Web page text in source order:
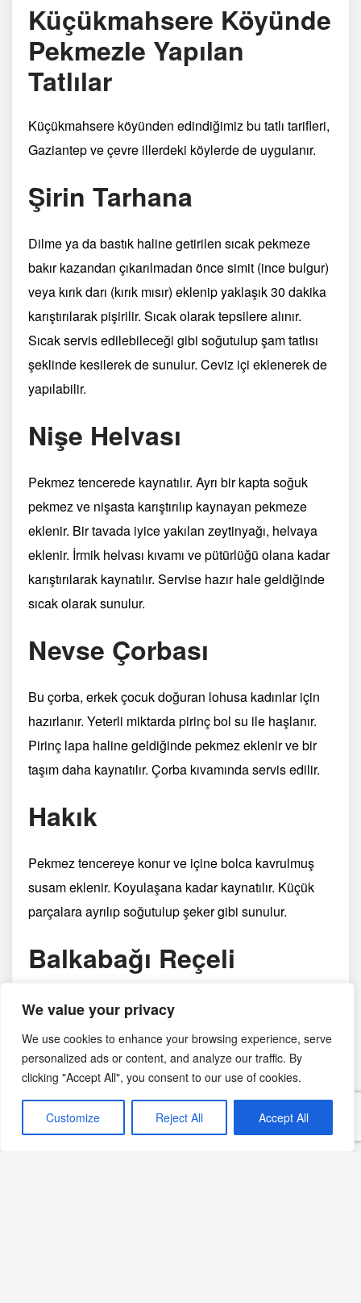
We value your privacy
We use cookies to enhance your browsing experience, serve
personalized ads or content, and analyze our traffic. By
clicking "Accept All", you consent to our use of cookies.
Customize Reject All Accept All
Küçükmahsere Köyünde
Pekmezle Yapılan
Tatlılar
Küçükmahsere köyünden edindiğimiz bu tatlı tarifleri,
Gaziantep ve çevre illerdeki köylerde de uygulanır.
Şirin Tarhana
Dilme ya da bastık haline getirilen sıcak pekmeze
bakır kazandan çıkarılmadan önce simit (ince bulgur)
veya kırık darı (kırık mısır) eklenip yaklaşık 30 dakika
karıştırılarak pişirilir. Sıcak olarak tepsilere alınır.
Sıcak servis edilebileceği gibi soğutulup şam tatlısı
şeklinde kesilerek de sunulur. Ceviz içi eklenerek de
yapılabilir.
Nişe Helvası
Pekmez tencerede kaynatılır. Ayrı bir kapta soğuk
pekmez ve nişasta karıştırılıp kaynayan pekmeze
eklenir. Bir tavada iyice yakılan zeytinyağı, helvaya
eklenir. İrmik helvası kıvamı ve pütürlüğü olana kadar
karıştırılarak kaynatılır. Servise hazır hale geldiğinde
sıcak olarak sunulur.
Nevse Çorbası
Bu çorba, erkek çocuk doğuran lohusa kadınlar için
hazırlanır. Yeterli miktarda pirinç bol su ile haşlanır.
Pirinç lapa haline geldiğinde pekmez eklenir ve bir
taşım daha kaynatılır. Çorba kıvamında servis edilir.
Hakık
Pekmez tencereye konur ve içine bolca kavrulmuş
susam eklenir. Koyulaşana kadar kaynatılır. Küçük
parçalara ayrılıp soğutulup şeker gibi sunulur.
Balkabağı Reçeli
Kabak yıkanır ve soyulur. İnce dilimlendikten sonra
pekmeze atılır. Lale rengini alana kadar pişirilir ve
kavanozlara konarak saklanır.
Faluze